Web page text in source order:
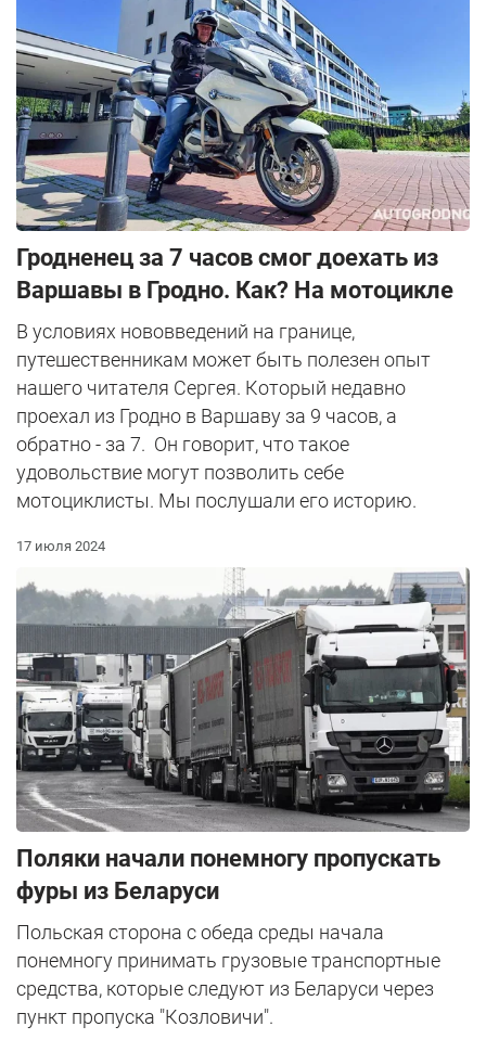
Гродненец за 7 часов смог доехать из
Варшавы в Гродно. Как? На мотоцикле
В условиях нововведений на границе,
путешественникам может быть полезен опыт
нашего читателя Сергея. Который недавно
проехал из Гродно в Варшаву за 9 часов, а
обратно - за 7. Он говорит, что такое
удовольствие могут позволить себе
мотоциклисты. Мы послушали его историю.
17 июля 2024
Поляки начали понемногу пропускать
фуры из Беларуси
Польская сторона с обеда среды начала
понемногу принимать грузовые транспортные
средства, которые следуют из Беларуси через
пункт пропуска "Козловичи".